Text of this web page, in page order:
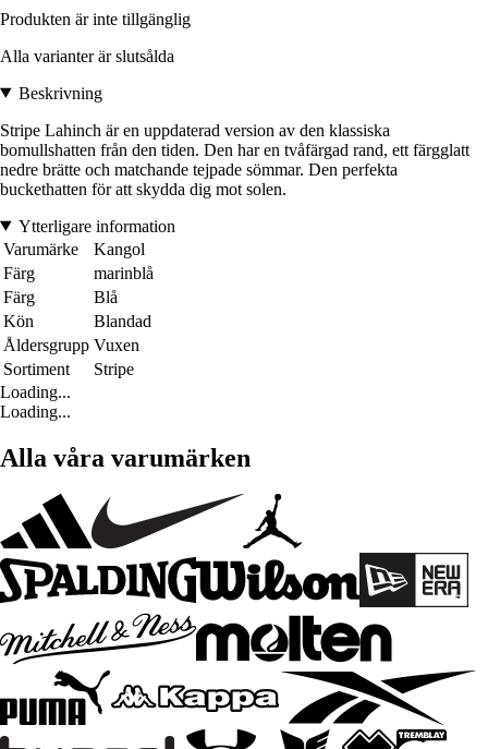
Produkten är inte tillgänglig
Alla varianter är slutsålda
Beskrivning
Stripe Lahinch är en uppdaterad version av den klassiska
bomullshatten från den tiden. Den har en tvåfärgad rand, ett färgglatt
nedre brätte och matchande tejpade sömmar. Den perfekta
buckethatten för att skydda dig mot solen.
Ytterligare information
Varumärke
Kangol
Färg
marinblå
Färg
Blå
Kön
Blandad
Åldersgrupp Vuxen
Sortiment
Stripe
Loading...
Loading...
Alla våra varumärken